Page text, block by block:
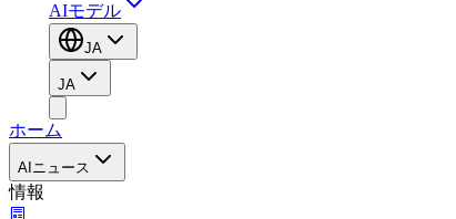
AIモデル
JA
JA
ホーム
AIニュース
情報